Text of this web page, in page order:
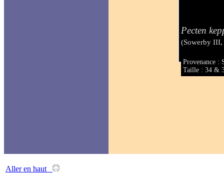
Pecten
(Sowerby III,
Provenance :
Taille : 34 &
Aller en haut